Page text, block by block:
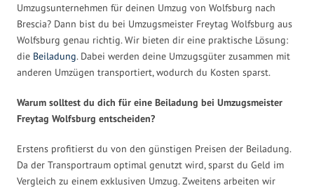
Umzugsunternehmen für deinen Umzug von Wolfsburg nach
Brescia? Dann bist du bei Umzugsmeister Freytag Wolfsburg aus
Wolfsburg genau richtig. Wir bieten dir eine praktische Lösung:
die Beiladung. Dabei werden deine Umzugsgüter zusammen mit
anderen Umzügen transportiert, wodurch du Kosten sparst.
Warum solltest du dich für eine Beiladung bei Umzugsmeister
Freytag Wolfsburg entscheiden?
Erstens profitierst du von den günstigen Preisen der Beiladung.
Da der Transportraum optimal genutzt wird, sparst du Geld im
Vergleich zu einem exklusiven Umzug. Zweitens arbeiten wir